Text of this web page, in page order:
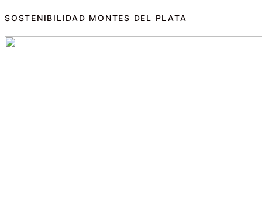
SOSTENIBILIDAD MONTES DEL PLATA